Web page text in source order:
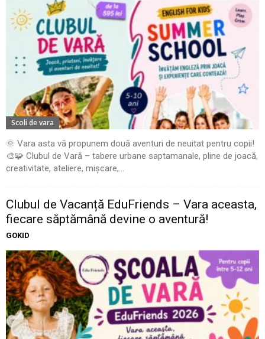
Scoli de vara
🌞 Vara asta vă propunem două aventuri de neuitat pentru copii!
🎨🧩 Clubul de Vară – tabere urbane saptamanale, pline de joacă,
creativitate, ateliere, mișcare,...
Clubul de Vacanță EduFriends – Vara aceasta,
fiecare săptămână devine o aventură!
GOKID